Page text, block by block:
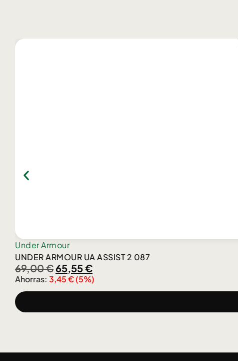
Under Armour
UNDER ARMOUR UA ASSIST 2 087
69,00€65,55€
Ahorras: 3,45€(5%)